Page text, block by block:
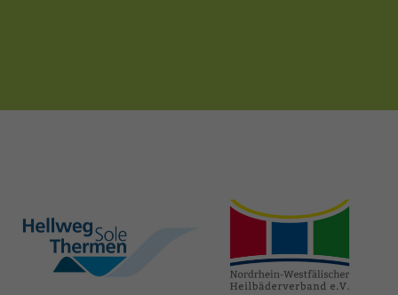
hellweg-sole-
thermen.de
heilbaeder.de